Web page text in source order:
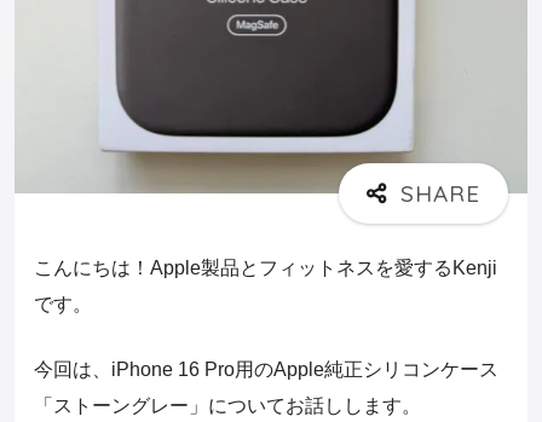
こんにちは！Apple製品とフィットネスを愛するKenji
です。
今回は、iPhone 16 Pro用のApple純正シリコンケース
「ストーングレー」についてお話しします。